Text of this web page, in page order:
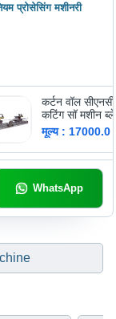
प्रोसेसिंग मशीनरी
कर्टन वॉल
कटिंग सॉ मशीन
आकार: 500 मिमी
मूल्य : 17000.0
WhatsApp